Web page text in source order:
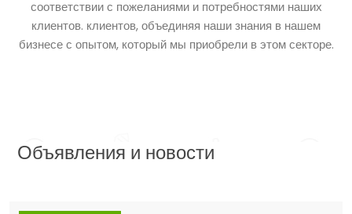
соответствии с пожеланиями и потребностями наших
клиентов. клиентов, объединяя наши знания в нашем
бизнесе с опытом, который мы приобрели в этом секторе.
Объявления и новости